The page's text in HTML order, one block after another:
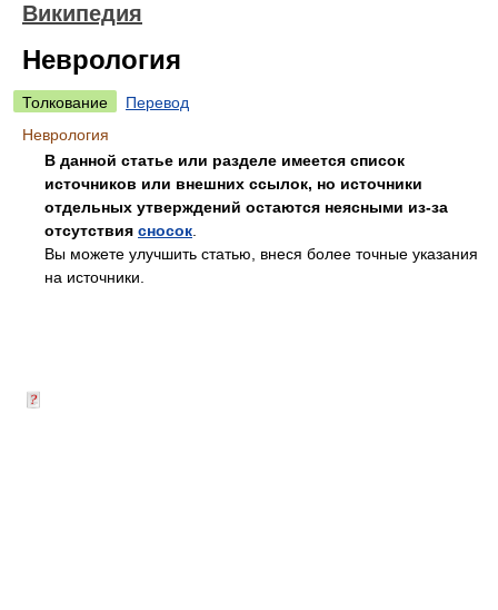
Википедия
Неврология
Толкование
Перевод
Неврология
В данной статье или разделе имеется список
источников или внешних ссылок, но источники
отдельных утверждений остаются неясными из-за
отсутствия сносок
Вы можете улучшить статью, внеся более точные указания
на источники.